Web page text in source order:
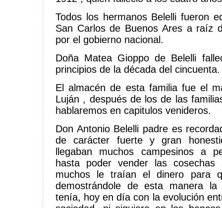
Todos los hermanos Belelli fueron
San Carlos de Buenos Ares a raíz
por el gobierno nacional.
Doña Matea Gioppo de Belelli
principios de la década del cincuenta.
El almacén de esta familia fue el
Luján , después de los de las
hablaremos en capitulos venideros.
Don Antonio Belelli padre es
de carácter fuerte y gran
llegaban muchos campesinos a
hasta poder vender las
muchos le traían el dinero para
demostrándole de esta manera
tenía, hoy en día con la evolución